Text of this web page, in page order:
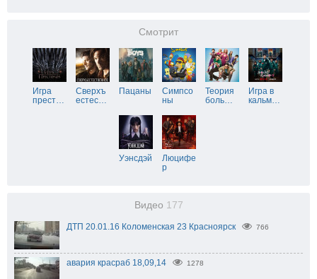
Смотрит
Игра
прест…
Сверхъ
естес…
Пацаны
Симпсо
ны
Теория
боль…
Игра в
кальм…
Уэнсдэй
Люцифе
р
Видео 177
ДТП 20.01.16 Коломенская 23 Красноярск 766
авария красраб 18,09,14 1278